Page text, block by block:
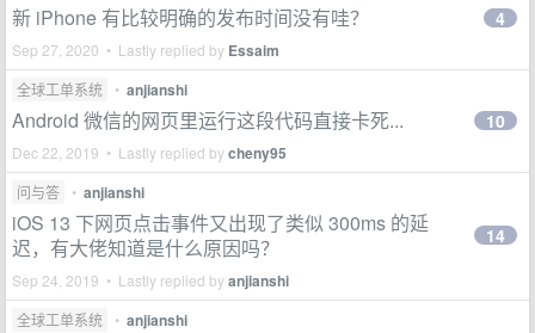
新 iPhone 有比较明确的发布时间没有哇？
Sep 27, 2020 • Lastly replied by Essaim
4
全球工单系统 • anjianshi
Android 微信的网页里运行这段代码直接卡死...
Dec 22, 2019 • Lastly replied bycheny95
10
问与答 • anjianshi
iOS 13 下网页点击事件又出现了类似 300ms 的延
迟，有大佬知道是什么原因吗？
Sep 24, 2019 • Lastly replied byanjianshi
14
全球工单系统 • anjianshi